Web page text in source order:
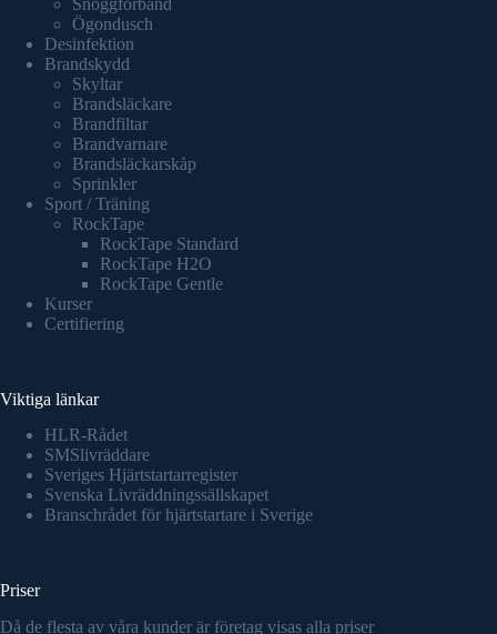
Ögondusch
Desinfektion
Brandskydd
Skyltar
Brandsläckare
Brandfiltar
Brandvarnare
Brandsläckarskåp
Sprinkler
Sport / Träning
RockTape
RockTape Standard
RockTape H2O
RockTape Gentle
Kurser
Certifiering
Viktiga länkar
HLR-Rådet
SMSlivräddare
Sveriges Hjärtstartarregister
Svenska Livräddningssällskapet
Branschrådet för hjärtstartare i Sverige
Priser
Då de flesta av våra kunder är företag visas alla priser